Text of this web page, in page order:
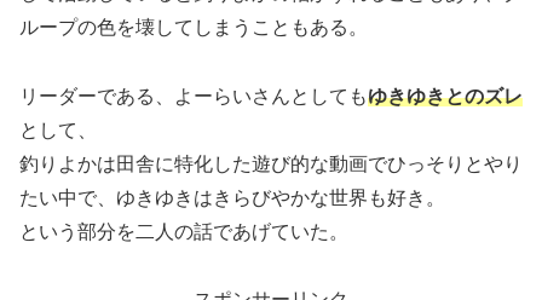
ループの色を壊してしまうこともある。
リーダーである、よーらいさんとしてもゆきゆきとのズレ
として、
釣りよかは田舎に特化した遊び的な動画でひっそりとやり
たい中で、ゆきゆきはきらびやかな世界も好き。
という部分を二人の話であげていた。